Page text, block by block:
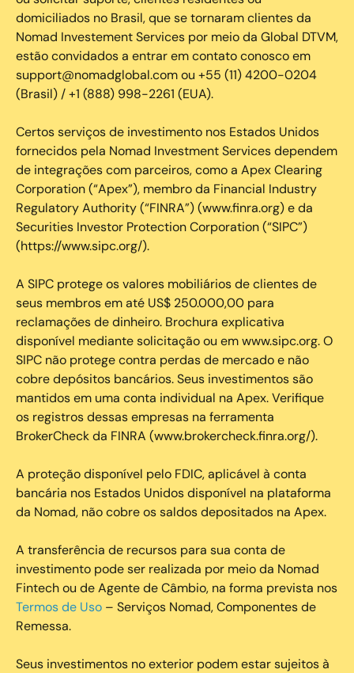
domiciliados no Brasil, que se tornaram clientes da
Nomad Investement Services por meio da Global DTVM,
estão convidados a entrar em contato conosco em
support@nomadglobal.com ou +55 (11) 4200-0204
(Brasil) / +1 (888) 998-2261 (EUA).
Certos serviços de investimento nos Estados Unidos
fornecidos pela Nomad Investment Services dependem
de integrações com parceiros, como a Apex Clearing
Corporation (“Apex”), membro da Financial Industry
Regulatory Authority (“FINRA”) (www.finra.org) e da
Securities Investor Protection Corporation (“SIPC”)
(https://www.sipc.org/).
A SIPC protege os valores mobiliários de clientes de
seus membros em até US$ 250.000,00 para
reclamações de dinheiro. Brochura explicativa
disponível mediante solicitação ou em www.sipc.org. O
SIPC não protege contra perdas de mercado e não
cobre depósitos bancários. Seus investimentos são
mantidos em uma conta individual na Apex. Verifique
os registros dessas empresas na ferramenta
BrokerCheck da FINRA (www.brokercheck.finra.org/).
A proteção disponível pelo FDIC, aplicável à conta
bancária nos Estados Unidos disponível na plataforma
da Nomad, não cobre os saldos depositados na Apex.
A transferência de recursos para sua conta de
investimento pode ser realizada por meio da Nomad
Fintech ou de Agente de Câmbio, na forma prevista nos
Termos de Uso – Serviços Nomad, Componentes de
Remessa.
Seus investimentos no exterior podem estar sujeitos à